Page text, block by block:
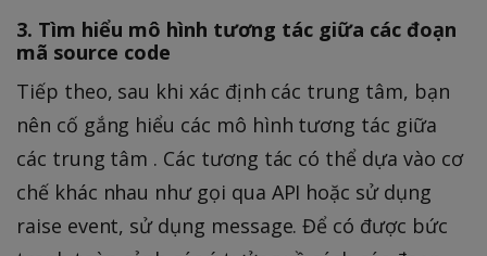
3. Tìm hiểu mô hình tương tác giữa các đoạn
mã source code
Tiếp theo, sau khi xác định các trung tâm, bạn
nên cố gắng hiểu các mô hình tương tác giữa
các trung tâm . Các tương tác có thể dựa vào cơ
chế khác nhau như gọi qua API hoặc sử dụng
raise event, sử dụng message. Để có được bức